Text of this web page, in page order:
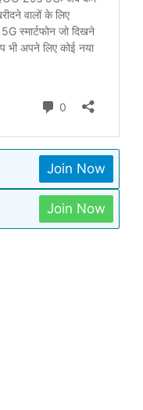
Join Now
Join Now